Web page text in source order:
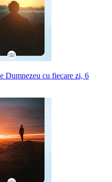
Dumnezeu cu fiecare zi, 6